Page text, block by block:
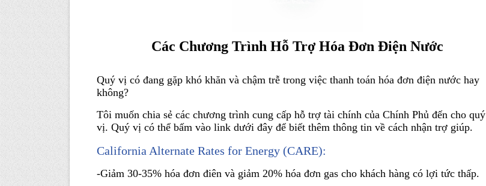
Các Chương Trình Hỗ Trợ Hóa Đơn Điện Nước
Quý vị có đang gặp khó khăn và chậm trễ trong việc thanh toán hóa đơn điện nước hay
không?
Tôi muốn chia sẻ các chương trình cung cấp hỗ trợ tài chính của Chính Phủ đến cho quý
vị. Quý vị có thể bấm vào link dưới đây để biết thêm thông tin về cách nhận trợ giúp.
California Alternate Rates for Energy (CARE):
-Giảm 30-35% hóa đơn điên và giảm 20% hóa đơn gas cho khách hàng có lợi tức thấp.